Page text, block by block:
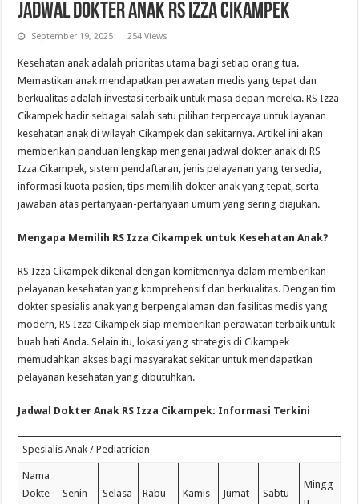
Jadwal Dokter Anak RS Izza Cikampek
September 19, 2025 254 Views
Kesehatan anak adalah prioritas utama bagi setiap orang tua.
Memastikan anak mendapatkan perawatan medis yang tepat dan
berkualitas adalah investasi terbaik untuk masa depan mereka. RS Izza
Cikampek hadir sebagai salah satu pilihan terpercaya untuk layanan
kesehatan anak di wilayah Cikampek dan sekitarnya. Artikel ini akan
memberikan panduan lengkap mengenai jadwal dokter anak di RS
Izza Cikampek, sistem pendaftaran, jenis pelayanan yang tersedia,
informasi kuota pasien, tips memilih dokter anak yang tepat, serta
jawaban atas pertanyaan-pertanyaan umum yang sering diajukan.
Mengapa Memilih RS Izza Cikampek untuk Kesehatan Anak?
RS Izza Cikampek dikenal dengan komitmennya dalam memberikan
pelayanan kesehatan yang komprehensif dan berkualitas. Dengan tim
dokter spesialis anak yang berpengalaman dan fasilitas medis yang
modern, RS Izza Cikampek siap memberikan perawatan terbaik untuk
buah hati Anda. Selain itu, lokasi yang strategis di Cikampek
memudahkan akses bagi masyarakat sekitar untuk mendapatkan
pelayanan kesehatan yang dibutuhkan.
Jadwal Dokter Anak RS Izza Cikampek: Informasi Terkini
Spesialis Anak / Pediatrician
Nama
Dokte
Senin Selasa Rabu Kamis Jumat Sabtu
Mingg